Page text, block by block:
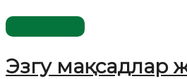
Эзгу мақсадлар